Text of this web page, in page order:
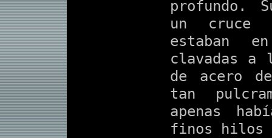
profundo.
un cruce
estaban
clavadas a
de acero
tan
apenas
finos hilos